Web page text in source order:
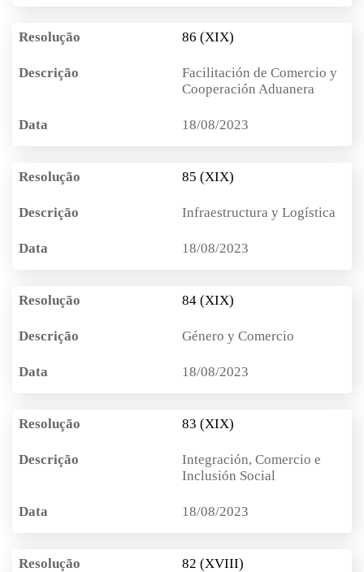
86 (XIX)
Facilitación de Comercio y
Cooperación Aduanera
18/08/2023
85 (XIX)
Infraestructura y Logística
18/08/2023
84 (XIX)
Género y Comercio
18/08/2023
83 (XIX)
Integración, Comercio e
Inclusión Social
18/08/2023
82 (XVIII)